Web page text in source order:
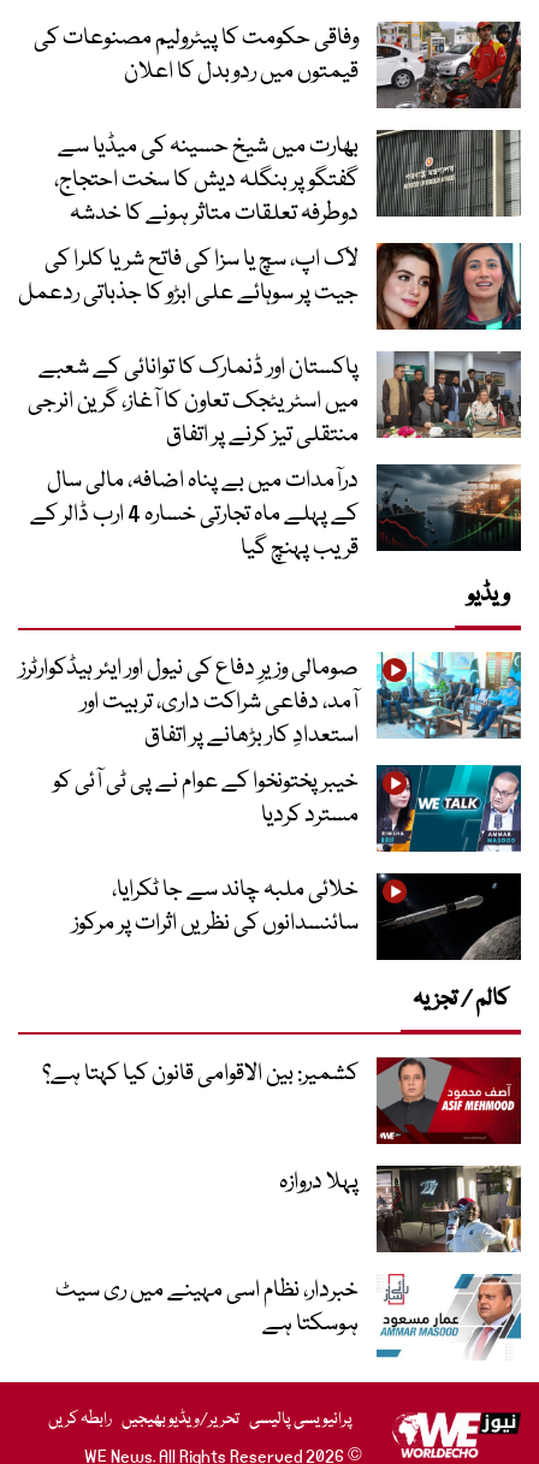
وفاقی حکومت کا پیٹرولیم مصنوعات کی
قیمتوں میں ردوبدل کا اعلان
بھارت میں شیخ حسینہ کی میڈیا سے
گفتگو پر بنگلہ دیش کا سخت احتجاج،
دوطرفہ تعلقات متاثر ہونے کا خدشہ
لاک اپ، سچ یا سزا کی فاتح شریا کلرا کی
جیت پر سوہائے علی ابڑو کا جذباتی ردعمل
پاکستان اور ڈنمارک کا توانائی کے شعبے
میں اسٹریٹجک تعاون کا آغاز، گرین انرجی
منتقلی تیز کرنے پر اتفاق
درآمدات میں بے پناہ اضافہ، مالی سال
کے پہلے ماہ تجارتی خسارہ 4 ارب ڈالر کے
قریب پہنچ گیا
ویڈیو
صومالی وزیرِ دفاع کی نیول اور ایئر ہیڈکوارٹرز
آمد، دفاعی شراکت داری، تربیت اور
استعدادِ کار بڑھانے پر اتفاق
خیبرپختونخوا کے عوام نے پی ٹی آئی کو
مسترد کردیا
خلائی ملبہ چاند سے جا ٹکرایا،
سائنسدانوں کی نظریں اثرات پر مرکوز
کالم / تجزیہ
کشمیر: بین الاقوامی قانون کیا کہتا ہے؟
پہلا دروازہ
خبردار، نظام اسی مہینے میں ری سیٹ
ہوسکتا ہے
پرائیویسی پالیسی تحریر/ویڈیو بھیجیں رابطہ کریں
© 2026 WE News. All Rights Reserved